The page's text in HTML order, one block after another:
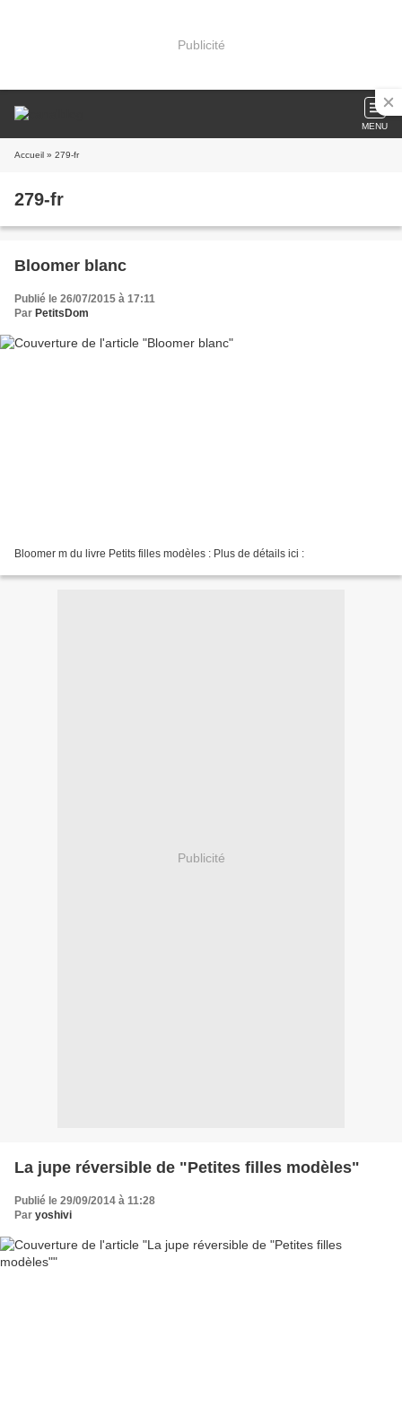
Publicité
MENU
Accueil » 279-fr
279-fr
Bloomer blanc
Publié le 26/07/2015 à 17:11
Par PetitsDom
Bloomer m du livre Petits filles modèles : Plus de détails ici :
Publicité
La jupe réversible de "Petites filles modèles"
Publié le 29/09/2014 à 11:28
Par yoshivi